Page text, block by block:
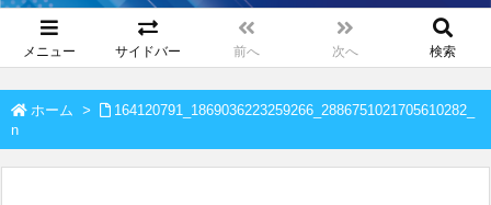
メニュー サイドバー 前へ 次へ 検索
ホーム >
164120791_1869036223259266_2886751021705610282_
n